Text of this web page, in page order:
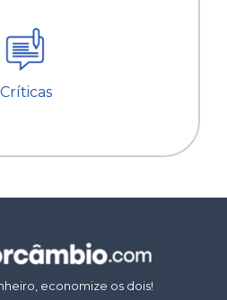
Críticas
economize os dois!